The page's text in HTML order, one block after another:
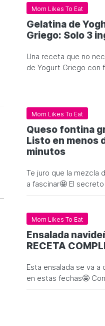
Mom Likes To Eat
Gelatina de
Griego: Solo 3
Una receta que no
de Yogurt Griego con
Mom Likes To Eat
Queso fontina
Listo en menos
minutos
Te juro que la mezcla
a fascinar🤩 El secreto
Mom Likes To Eat
Ensalada
RECETA
Esta ensalada se va
en estas fechas🤩 Con